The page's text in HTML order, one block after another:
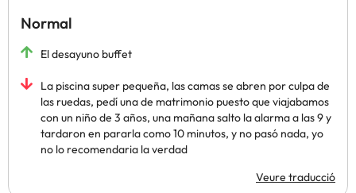
Normal
El desayuno buffet
La piscina super pequeña, las camas se abren por culpa de
las ruedas, pedí una de matrimonio puesto que viajabamos
con un niño de 3 años, una mañana salto la alarma a las 9 y
tardaron en pararla como 10 minutos, y no pasó nada, yo
no lo recomendaria la verdad
Veure traducció